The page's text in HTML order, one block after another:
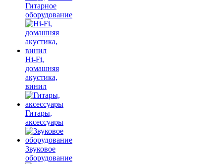
Гитарное
оборудование
Hi-Fi,
домашняя
акустика,
винил
Гитары,
аксессуары
Звуковое
оборудование